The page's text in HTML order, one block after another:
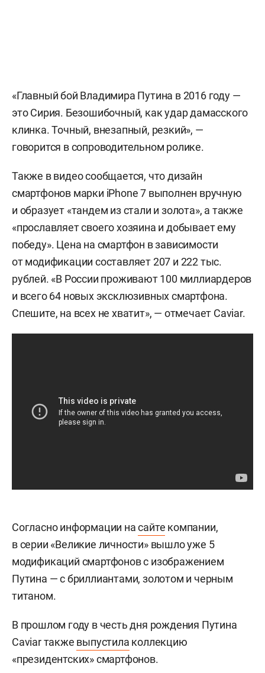
«Главный бой Владимира Путина в 2016 году —
это Сирия. Безошибочный, как удар дамасского
клинка. Точный, внезапный, резкий», —
говорится в сопроводительном ролике.
Также в видео сообщается, что дизайн
смартфонов марки iPhone 7 выполнен вручную
и образует «тандем из стали и золота», а также
«прославляет своего хозяина и добывает ему
победу». Цена на смартфон в зависимости
от модификации составляет 207 и 222 тыс.
рублей. «В России проживают 100 миллиардеров
и всего 64 новых эксклюзивных смартфона.
Спешите, на всех не хватит», — отмечает Caviar.
Согласно информации насайте компании,
в серии «Великие личности» вышло уже 5
модификаций смартфонов с изображением
Путина — с бриллиантами, золотом и черным
титаном.
В прошлом году в честь дня рождения Путина
Caviar также выпустила коллекцию
«президентских» смартфонов.